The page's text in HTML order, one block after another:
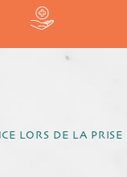
LORS DE LA PRISE